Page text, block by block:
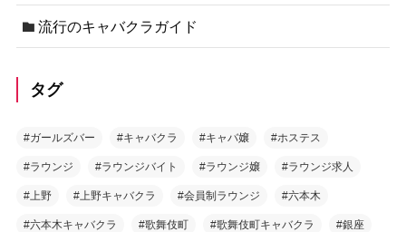
流行のキャバクラガイド
タグ
#ガールズバー #キャバクラ #キャバ嬢 #ホステス
#ラウンジ #ラウンジバイト #ラウンジ嬢 #ラウンジ求人
#上野 #上野キャバクラ #会員制ラウンジ #六本木
#六本木キャバクラ #歌舞伎町 #歌舞伎町キャバクラ #銀座